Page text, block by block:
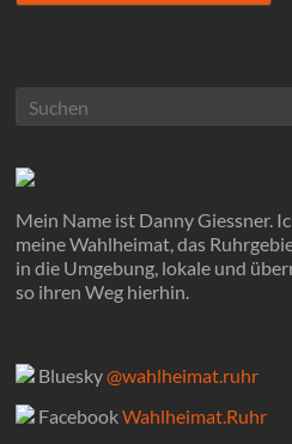
Mein Name ist Danny Giessner.
meine Wahlheimat, das
in die Umgebung, lokale und
so ihren Weg hierhin.
Bluesky@wahlheimat.ruhr
FacebookWahlheimat.Ruhr